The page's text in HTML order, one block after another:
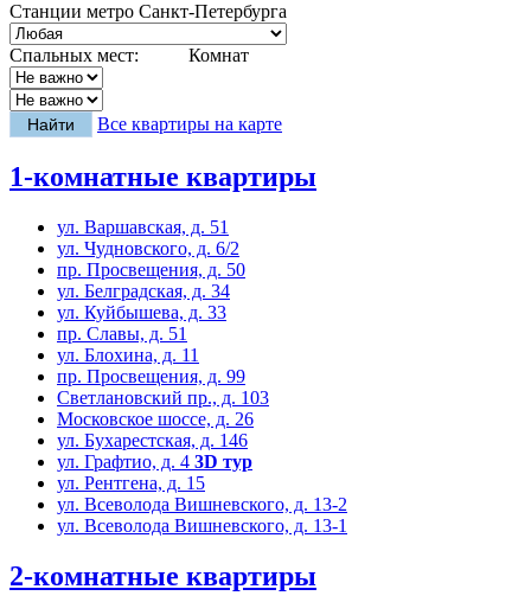
Станции метро Санкт-Петербурга
Спальных мест: Комнат
Все квартиры на карте
1-комнатные квартиры
ул. Варшавская, д. 51
ул. Чудновского, д. 6/2
пр. Просвещения, д. 50
ул. Белградская, д. 34
ул. Куйбышева, д. 33
пр. Славы, д. 51
ул. Блохина, д. 11
пр. Просвещения, д. 99
Светлановский пр., д. 103
Московское шоссе, д. 26
ул. Бухарестская, д. 146
ул. Графтио, д. 4 3D тур
ул. Рентгена, д. 15
ул. Всеволода Вишневского, д. 13-2
ул. Всеволода Вишневского, д. 13-1
2-комнатные квартиры